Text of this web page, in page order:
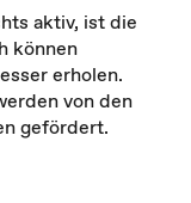
aktiv, ist die
können
erholen.
von den
gefördert.